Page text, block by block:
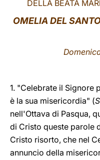
DELLA BEATA
OMELIA DEL
1. "Celebrate il Signore
è la sua misericordia" (
nell'Ottava di Pasqua,
di Cristo queste parole
Cristo risorto, che nel
annuncio della